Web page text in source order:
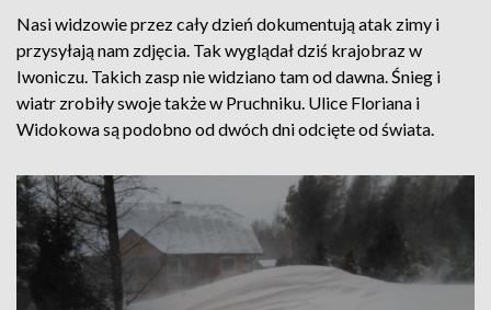
Nasi widzowie przez cały dzień dokumentują atak zimy i
przysyłają nam zdjęcia. Tak wyglądał dziś krajobraz w
Iwoniczu. Takich zasp nie widziano tam od dawna. Śnieg i
wiatr zrobiły swoje także w Pruchniku. Ulice Floriana i
Widokowa są podobno od dwóch dni odcięte od świata.